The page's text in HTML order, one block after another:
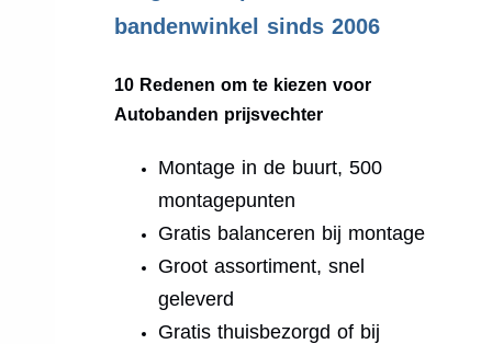
bandenwinkel sinds 2006
10 Redenen om te kiezen voor
Autobanden prijsvechter
Montage in de buurt, 500
montagepunten
Gratis balanceren bij montage
Groot assortiment, snel
geleverd
Gratis thuisbezorgd of bij